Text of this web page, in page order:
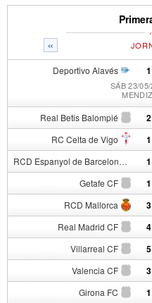
«
Deportivo Alavés 1
SÁB 23/
Real Betis Balompié 2
RC Celta de Vigo 1
RCD Espanyol de Barcelona 1
Getafe CF 1
RCD Mallorca 3
Real Madrid CF 4
Villarreal CF 5
Valencia CF 3
Girona FC 1